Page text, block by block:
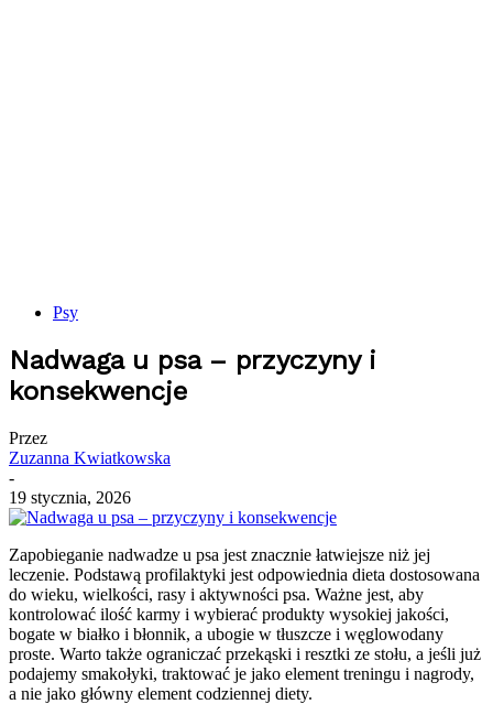
Psy
Nadwaga u psa – przyczyny i
konsekwencje
Przez
Zuzanna Kwiatkowska
-
19 stycznia, 2026
Zapobieganie nadwadze u psa jest znacznie łatwiejsze niż jej
leczenie. Podstawą profilaktyki jest odpowiednia dieta dostosowana
do wieku, wielkości, rasy i aktywności psa. Ważne jest, aby
kontrolować ilość karmy i wybierać produkty wysokiej jakości,
bogate w białko i błonnik, a ubogie w tłuszcze i węglowodany
proste. Warto także ograniczać przekąski i resztki ze stołu, a jeśli już
podajemy smakołyki, traktować je jako element treningu i nagrody,
a nie jako główny element codziennej diety.